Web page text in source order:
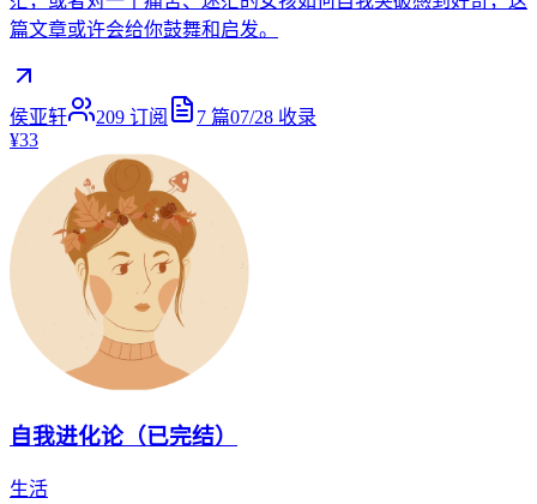
篇文章或许会给你鼓舞和启发。
侯亚轩 209 订阅 7 篇07/28 收录
¥33
自我进化论（已完结）
生活